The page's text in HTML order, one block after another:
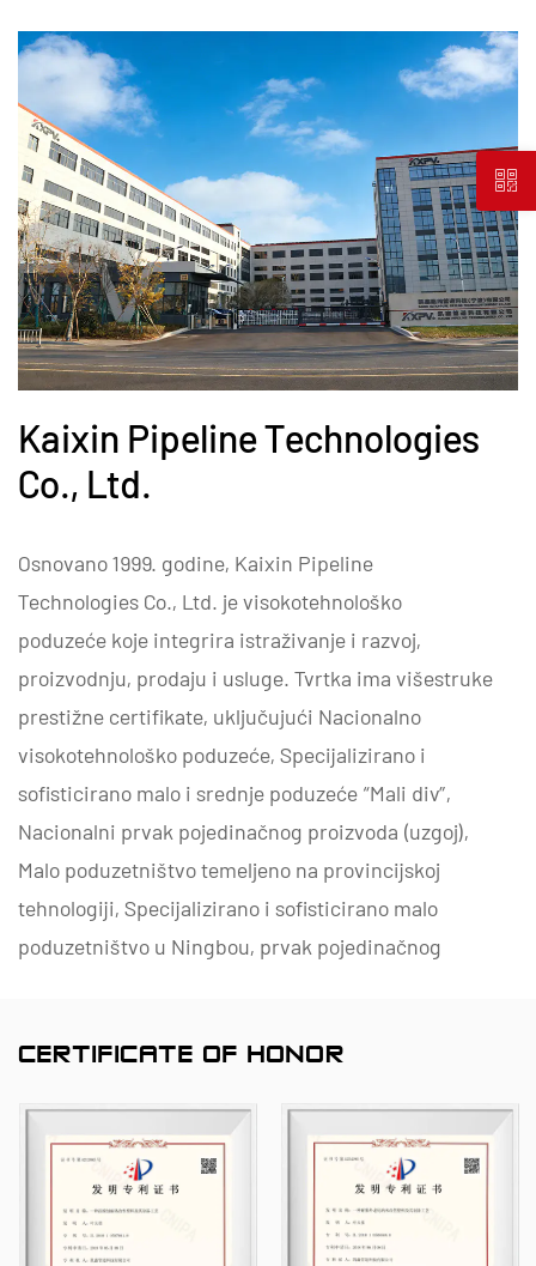
Kaixin Pipeline Technologies
Co., Ltd.
Osnovano 1999. godine, Kaixin Pipeline
Technologies Co., Ltd. je visokotehnološko
poduzeće koje integrira istraživanje i razvoj,
proizvodnju, prodaju i usluge. Tvrtka ima višestruke
prestižne certifikate, uključujući Nacionalno
visokotehnološko poduzeće, Specijalizirano i
sofisticirano malo i srednje poduzeće “Mali div”,
Nacionalni prvak pojedinačnog proizvoda (uzgoj),
Malo poduzetništvo temeljeno na provincijskoj
tehnologiji, Specijalizirano i sofisticirano malo
poduzetništvo u Ningbou, prvak pojedinačnog
Zelena tvornica na razini okruga, Ningbo Poduzeće
s četiri zvjezdice za inovacije u upravljanju i
sposobnost upravljanja podacima u poduzeću
Razina zrelosti 2.
Specijalizirani smo za razvoj, proizvodnju i opskrbu
nemetalnih proizvoda otpornih na koroziju za
CERTIFICATE OF HONOR